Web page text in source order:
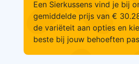
Een Sierkussens vind je bij
gemiddelde prijs van €
de variëteit aan opties en
beste bij jouw behoeften